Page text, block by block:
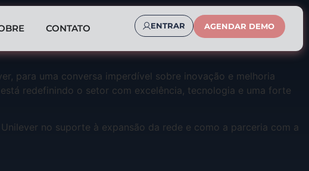
CONTATO ENTRAR AGENDAR DEMO
para uma conversa imperdível sobre inovação e melhoria
redefinindo o setor com excelência, tecnologia e uma forte
no suporte à expansão da rede e como a parceria com a